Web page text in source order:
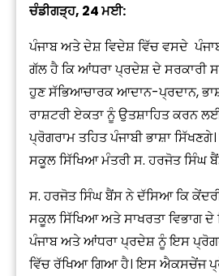
ਚੰਡੀਗੜ੍ਹ, 24 ਮਈ:
ਪੰਜਾਬ ਅਤੇ ਦੇਸ਼ ਵਿਦੇਸ਼ ਵਿੱਚ ਵਸਦੇ
ਗੱਲ ਹੈ ਕਿ ਆਂਧਰਾ ਪ੍ਰਦੇਸ਼ ਦੇ ਸਰਕਾਰੀ
ਹੁਣ ਸੱਭਿਆਚਾਰਕ ਆਦਾਨ-ਪ੍ਰਦਾਨ,
ਰਾਸ਼ਟਰੀ ਏਕਤਾ ਨੂੰ ਉਤਸ਼ਾਹਿਤ ਕਰਨ
ਪ੍ਰੋਗਰਾਮ ਤਹਿਤ ਪੰਜਾਬੀ ਭਾਸ਼ਾ
ਸਕੂਲ ਸਿੱਖਿਆ ਮੰਤਰੀ ਸ. ਹਰਜੋਤ ਸਿੰਘ
ਸ. ਹਰਜੋਤ ਸਿੰਘ ਬੈਂਸ ਨੇ ਦੱਸਿਆ ਕਿ
ਸਕੂਲ ਸਿੱਖਿਆ ਅਤੇ ਸਾਖਰਤਾ ਵਿਭਾਗ ਦੇ
ਪੰਜਾਬ ਅਤੇ ਆਂਧਰਾ ਪ੍ਰਦੇਸ਼ ਨੂੰ ਇਸ
ਵਿੱਚ ਰੱਖਿਆ ਗਿਆ ਹੈ। ਇਸ ਐਕਸਚੇਂਜ